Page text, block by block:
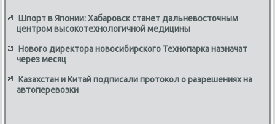
Шпорт в Японии: Хабаровск станет дальневосточным
центром высокотехнологичной медицины
Нового директора новосибирского Технопарка назначат
через месяц
Казахстан и Китай подписали протокол о разрешениях на
автоперевозки